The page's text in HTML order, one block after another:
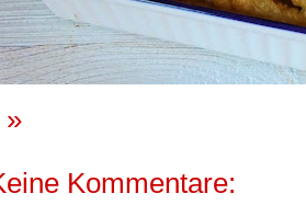
»
Kommentare: